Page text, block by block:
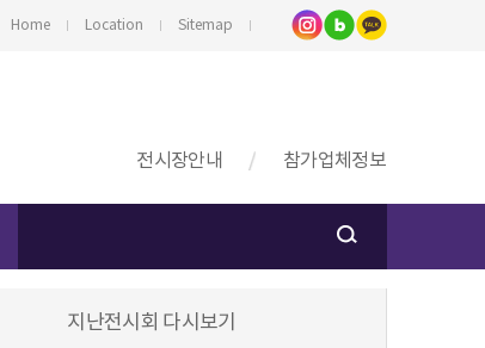
Home Location Sitemap
전시장안내 참가업체정보
지난전시회 다시보기